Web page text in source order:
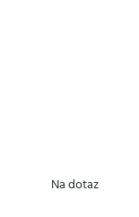
Na dotaz